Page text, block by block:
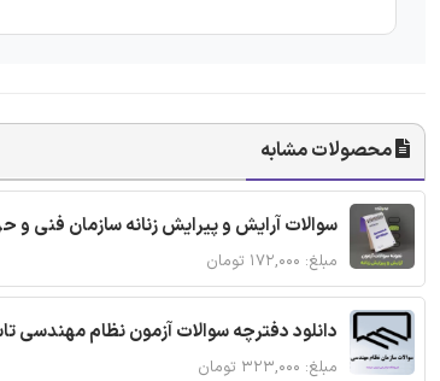
محصولات مشابه
سوالات آرایش و پیرایش زنانه سازمان فنی و
مبلغ: ۱۷۲,۰۰۰ تومان
دانلود دفترچه سوالات آزمون نظام
مبلغ: ۳۲۳,۰۰۰ تومان